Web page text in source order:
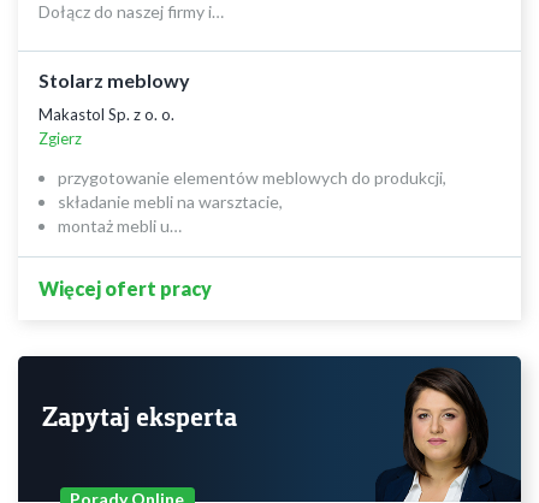
Dołącz do naszej firmy i…
Stolarz meblowy
Makastol Sp. z o. o.
Zgierz
przygotowanie elementów meblowych do produkcji,
składanie mebli na warsztacie,
montaż mebli u…
Więcej ofert pracy
Zapytaj eksperta
Porady Online